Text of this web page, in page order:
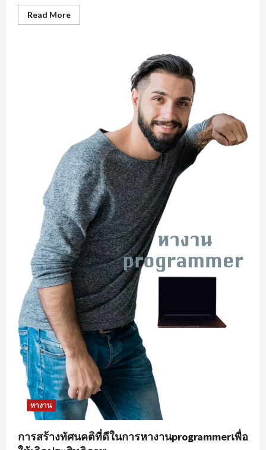
Read MoreRead
more
หางาน
การสร้างทัศนคติที่ดีในการหางานprogrammerเพื่อ